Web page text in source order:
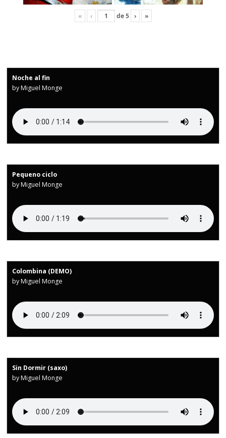
« ‹ de5 › »
Noche al fin
by Miguel Monge
Pequeno ciclo
by Miguel Monge
Colombina (DEMO)
by Miguel Monge
Sin Dormir (saxo)
by Miguel Monge